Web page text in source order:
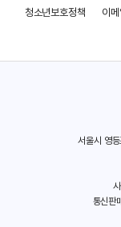
청소년보호정책
이
서울시 영
통신